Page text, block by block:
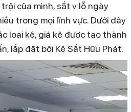
của mình, sắt v lỗ ngày
trong mọi lĩnh vực. Dưới đây
loại kệ, giá kệ được tạo thành
lắp đặt bởi Kệ Sắt Hữu Phát.